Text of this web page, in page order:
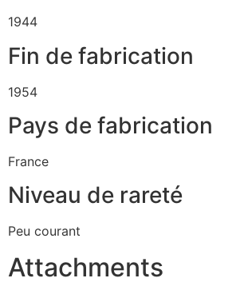
1944
Fin de fabrication
1954
Pays de fabrication
France
Niveau de rareté
Peu courant
Attachments